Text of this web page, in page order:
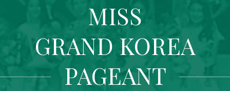
MISS
GRAND KOREA
PAGEANT